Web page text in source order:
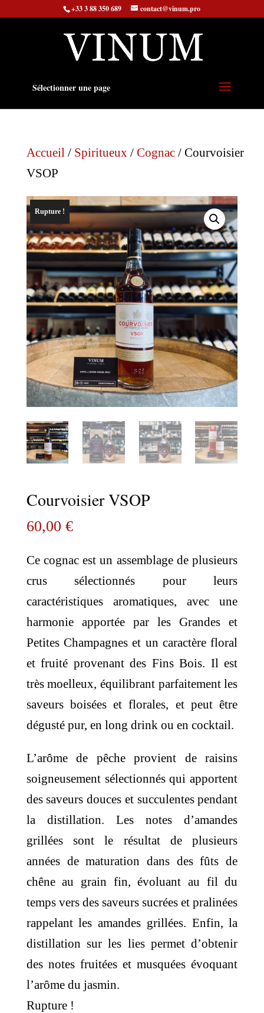
+33 3 88 350 689 contact@vinum.pro
Sélectionner une page
Accueil/ Spiritueux/ Cognac/ Courvoisier
VSOP
Rupture !
Courvoisier VSOP
60,00 €
Ce cognac est un assemblage de plusieurs
crus sélectionnés pour leurs
caractéristiques aromatiques, avec une
harmonie apportée par les Grandes et
Petites Champagnes et un caractère floral
et fruité provenant des Fins Bois. Il est
très moelleux, équilibrant parfaitement les
saveurs boisées et florales, et peut être
dégusté pur, en long drink ou en cocktail.
L’arôme de pêche provient de raisins
soigneusement sélectionnés qui apportent
des saveurs douces et succulentes pendant
la distillation. Les notes d’amandes
grillées sont le résultat de plusieurs
années de maturation dans des fûts de
chêne au grain fin, évoluant au fil du
temps vers des saveurs sucrées et pralinées
rappelant les amandes grillées. Enfin, la
distillation sur les lies permet d’obtenir
des notes fruitées et musquées évoquant
l’arôme du jasmin.
Rupture !